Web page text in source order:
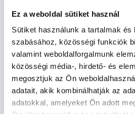
Ez a weboldal sütiket használ
Sütiket használunk a tartalmak
szabásához, közösségi funkciók
valamint weboldalforgalmunk
közösségi média-, hirdető- és
megosztjuk az Ön
adatait, akik kombinálhatják az
adatokkal, amelyeket Ön adott
Gálffy Botond szobatisztaság
kutyás könyv Ramen
egészség kullancs
egészséges étrend Frida
táplálkozás játék Királyfai
egészségügyi kisokos dog